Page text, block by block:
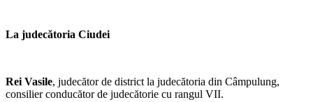
La judecătoria Ciudei
Rei Vasile, judecător de district la judecătoria din Câmpulung,
consilier conducător de judecătorie cu rangul VII.